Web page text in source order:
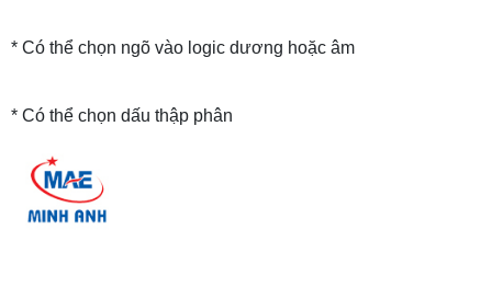
* Có thể chọn ngõ vào logic dương hoặc âm
* Có thể chọn dấu thập phân